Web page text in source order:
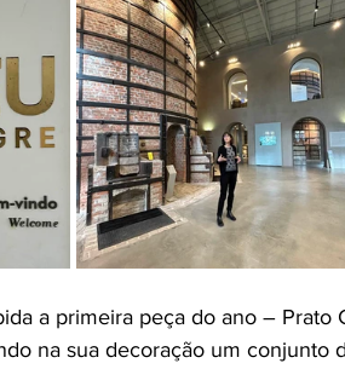
a primeira peça do ano – Prato
na sua decoração um conjunto